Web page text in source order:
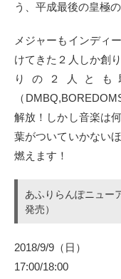
う、平成最後の皇極
メジャーもインディ
けてきた２人しか創
りの２人と
（
解放！しかし音楽は
葉がついていかない
燃えます！
あふりらんぽニュー
発売）
2018/9/9（日）
17:00/18:00